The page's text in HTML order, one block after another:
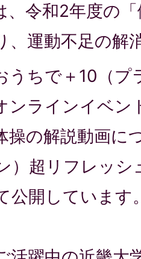
、令和2年度の
、運動不足の解
うちで＋10（プ
ンラインイベン
操の解説動画に
）超リフレッシ
公開しています